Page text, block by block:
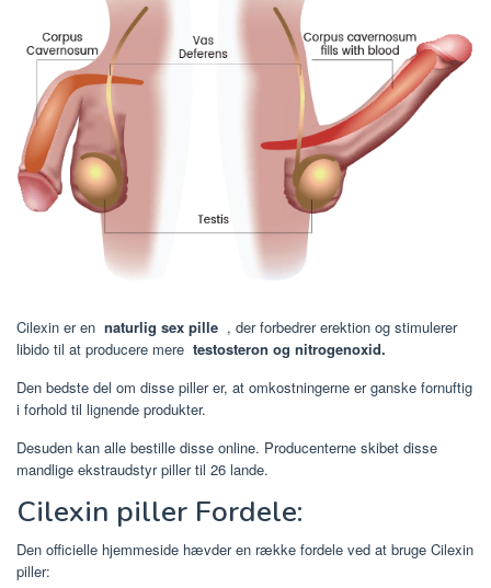
Cilexin er en naturlig sex pille , der forbedrer erektion og stimulerer
libido til at producere mere testosteron og nitrogenoxid.
Den bedste del om disse piller er, at omkostningerne er ganske fornuftig
i forhold til lignende produkter.
Desuden kan alle bestille disse online. Producenterne skibet disse
mandlige ekstraudstyr piller til 26 lande.
Cilexin piller Fordele:
Den officielle hjemmeside hævder en række fordele ved at bruge Cilexin
piller: